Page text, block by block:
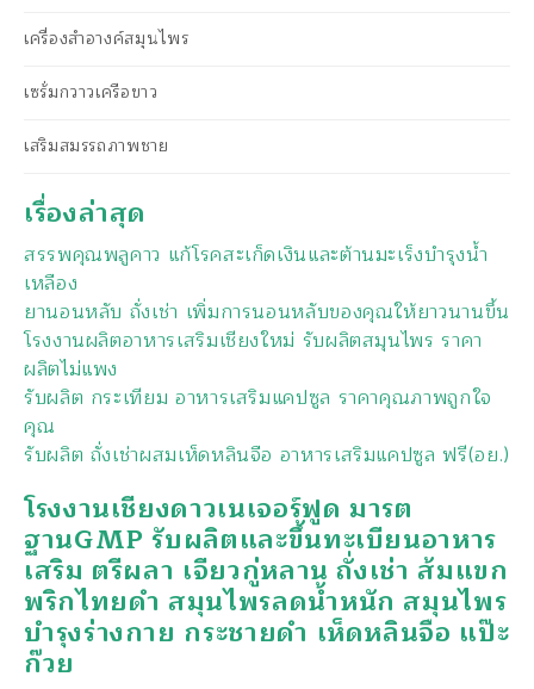
เครื่องสำอางค์สมุนไพร
เซรั่มกวาวเครือขาว
เสริมสมรรถภาพชาย
เรื่องล่าสุด
สรรพคุณพลูคาว แก้โรคสะเก็ดเงินและต้านมะเร็งบำรุงน้ำ
เหลือง
ยานอนหลับ ถั่งเช่า เพิ่มการนอนหลับของคุณให้ยาวนานขึ้น
โรงงานผลิตอาหารเสริมเชียงใหม่ รับผลิตสมุนไพร ราคา
ผลิตไม่แพง
รับผลิต กระเทียม อาหารเสริมแคปซูล ราคาคุณภาพถูกใจ
คุณ
รับผลิต ถั่งเช่าผสมเห็ดหลินจือ อาหารเสริมแคปซูล ฟรี(อย.)
โรงงานเชียงดาวเนเจอร์ฟูด มารต
ฐานGMP รับผลิตและขึ้นทะเบียนอาหาร
เสริม ตรีผลา เจียวกู่หลาน ถั่งเช่า ส้มแขก
พริกไทยดำ สมุนไพรลดน้ำหนัก สมุนไพร
บำรุงร่างกาย กระชายดำ เห็ดหลินจือ แป๊ะ
ก๊วย